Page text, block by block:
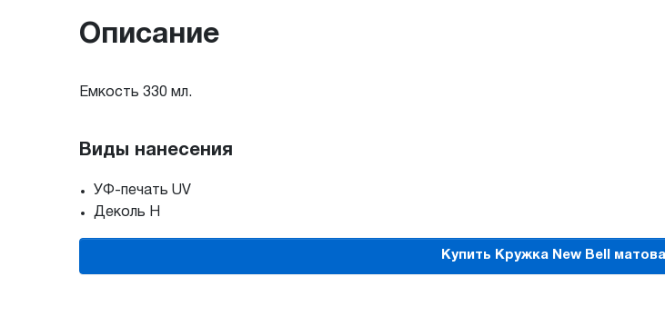
Описание
Емкость 330 мл.
Виды нанесения
УФ-печать UV
Деколь H
Купить Кружка New Bell